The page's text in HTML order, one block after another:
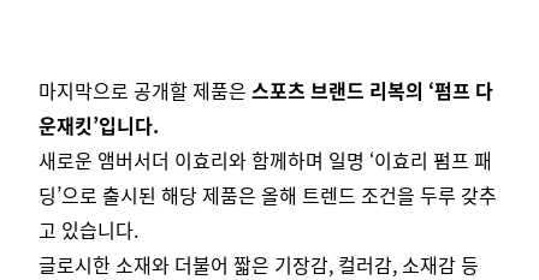
마지막으로 공개할 제품은 스포츠 브랜드 리복의 ‘펌프 다
운재킷’입니다.
새로운 앰버서더 이효리와 함께하며 일명 ‘이효리 펌프 패
딩’으로 출시된 해당 제품은 올해 트렌드 조건을 두루 갖추
고 있습니다.
글로시한 소재와 더불어 짧은 기장감, 컬러감, 소재감 등